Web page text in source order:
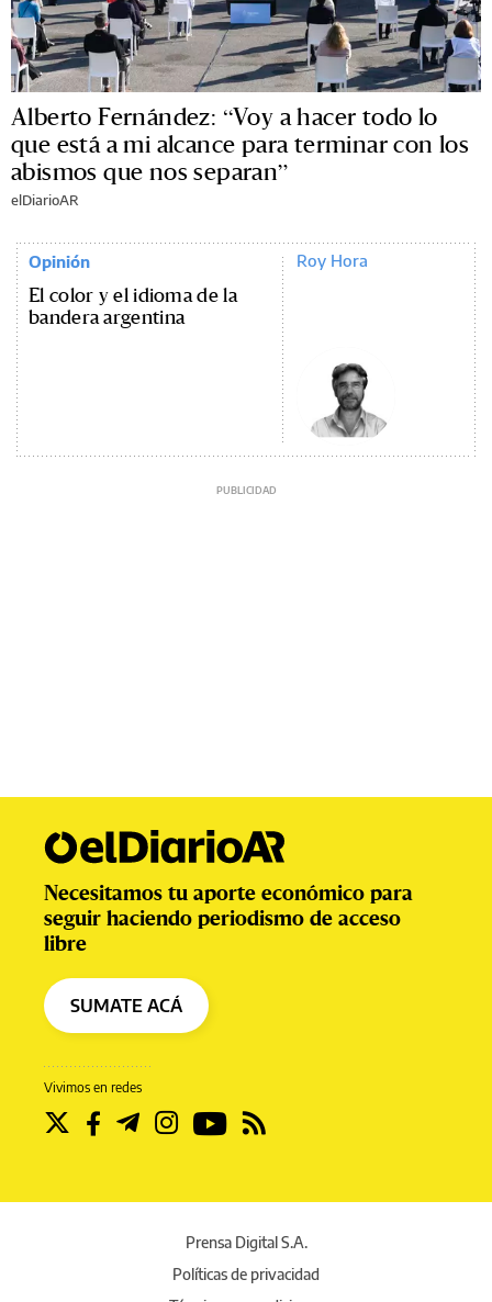
Alberto Fernández: “Voy a hacer todo lo
que está a mi alcance para terminar con los
abismos que nos separan”
elDiarioAR
Opinión
El color y el idioma de la
bandera argentina
Roy Hora
Vivimos en redes
Necesitamos tu aporte económico para
seguir haciendo periodismo de acceso
libre
SUMATE ACÁ
Prensa Digital S.A.
Políticas de privacidad